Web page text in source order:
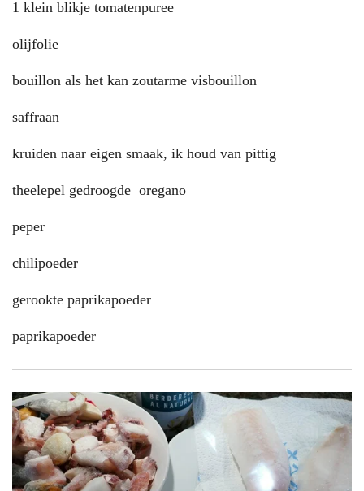
1 klein blikje tomatenpuree
olijfolie
bouillon als het kan zoutarme visbouillon
saffraan
kruiden naar eigen smaak, ik houd van pittig
theelepel gedroogde oregano
peper
chilipoeder
gerookte paprikapoeder
paprikapoeder